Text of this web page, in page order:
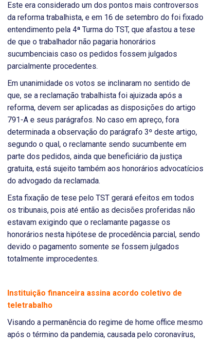
Este era considerado um dos pontos mais controversos
da reforma trabalhista, e em 16 de setembro do foi fixado
entendimento pela 4ª Turma do TST, que afastou a tese
de que o trabalhador não pagaria honorários
sucumbenciais caso os pedidos fossem julgados
parcialmente procedentes.
Em unanimidade os votos se inclinaram no sentido de
que, se a reclamação trabalhista foi ajuizada após a
reforma, devem ser aplicadas as disposições do artigo
791-A e seus parágrafos. No caso em apreço, fora
determinada a observação do parágrafo 3º deste artigo,
segundo o qual, o reclamante sendo sucumbente em
parte dos pedidos, ainda que beneficiário da justiça
gratuita, está sujeito também aos honorários advocatícios
do advogado da reclamada.
Esta fixação de tese pelo TST gerará efeitos em todos
os tribunais, pois até então as decisões proferidas não
estavam exigindo que o reclamante pagasse os
honorários nesta hipótese de procedência parcial, sendo
devido o pagamento somente se fossem julgados
totalmente improcedentes.
Instituição financeira assina acordo coletivo de
teletrabalho
Visando a permanência do regime de home office mesmo
após o término da pandemia, causada pelo coronavírus,